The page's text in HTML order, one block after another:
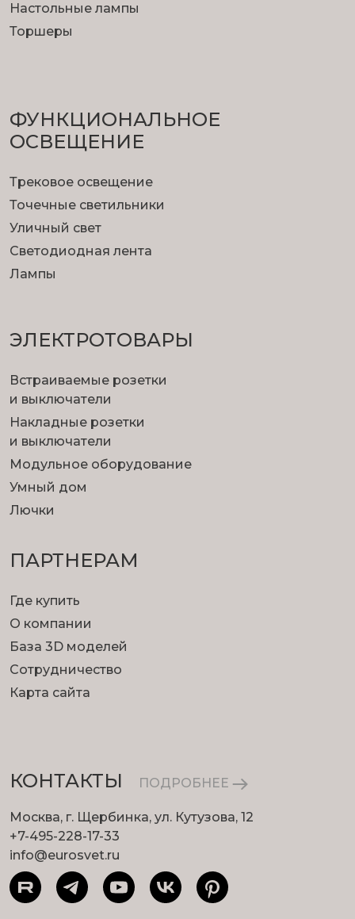
Настольные лампы
Торшеры
ФУНКЦИОНА­ЛЬНОЕ
ОСВЕЩЕНИЕ
Трековое освещение
Точечные светильники
Уличный свет
Светодиодная лента
Лампы
ЭЛЕКТРОТОВАРЫ
Встраиваемые розетки
и выключатели
Накладные розетки
и выключатели
Модульное оборудование
Умный дом
Лючки
ПАРТНЕРАМ
Где купить
О компании
База 3D моделей
Сотрудничество
Карта сайта
КОНТАКТЫ ПОДРОБНЕЕ
Москва, г. Щербинка, ул. Кутузова, 12
+7-495-228-17-33
info@eurosvet.ru